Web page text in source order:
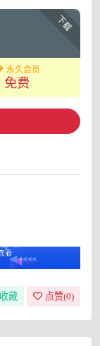
下载
永久会员
免费
收藏 点赞(0)